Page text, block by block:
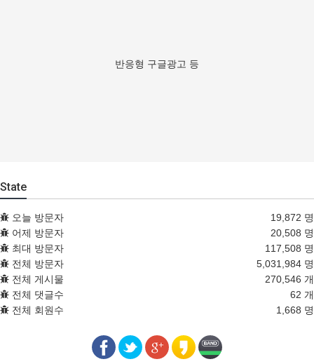
반응형 구글광고 등
State
오늘 방문자
19,872 명
어제 방문자
20,508 명
최대 방문자
117,508 명
전체 방문자
5,031,984 명
전체 게시물
270,546 개
전체 댓글수
62 개
전체 회원수
1,668 명